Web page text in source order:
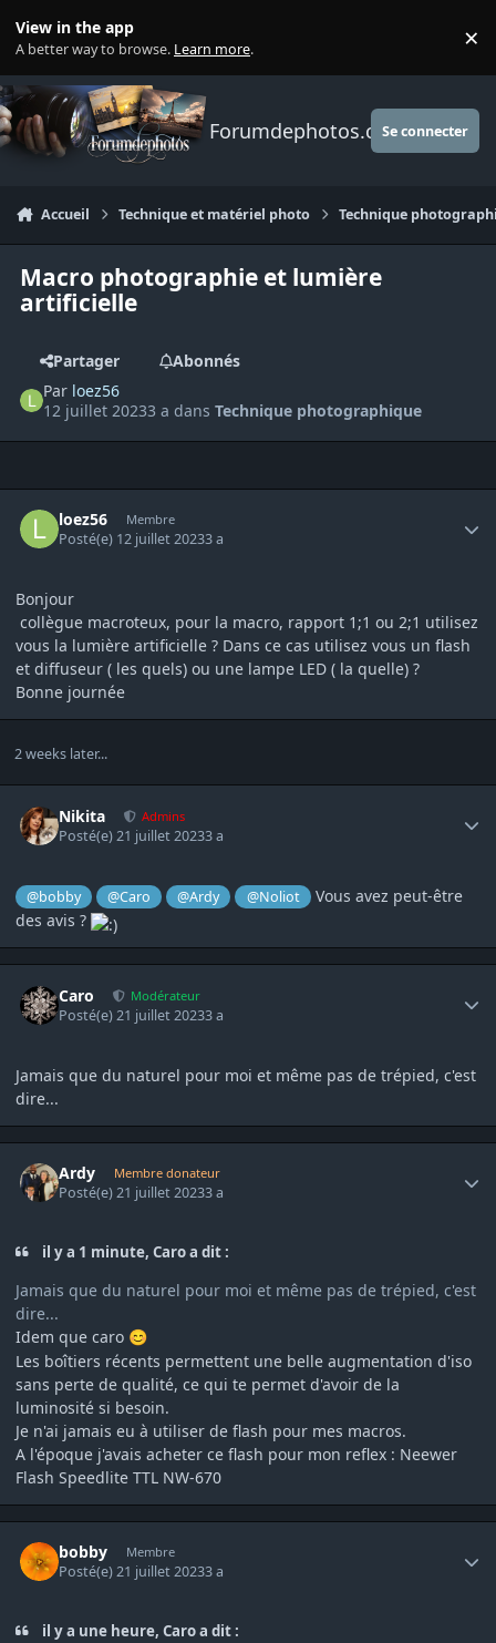
View in the app
A better way to browse. Learn more. ×
Forumdephotos.comSe connecter
Accueil Technique et matériel photo Technique
Macro photographie et lumière
artificielle
Partager
Abonnés
Par loez56
12 juillet 20233 a dansTechnique photographique
loez56 Membre
Posté(e) 12 juillet 20233 a
Bonjour
collègue macroteux, pour la macro, rapport 1;1 ou 2;1 utilisez
vous la lumière artificielle ? Dans ce cas utilisez vous un flash
et diffuseur ( les quels) ou une lampe LED ( la quelle) ?
Bonne journée
2 weeks later...
Nikita Admins
Posté(e)21 juillet 20233 a
@bobby @Caro @Ardy @Noliot Vous avez peut-être
des avis ?
Caro Modérateur
Posté(e)21 juillet 20233 a
Jamais que du naturel pour moi et même pas de trépied, c'est
dire...
Ardy Membre donateur
Posté(e)21 juillet 20233 a
il y a 1 minute, Caro a dit :
Jamais que du naturel pour moi et même pas de trépied, c'est
dire...
Idem que caro 😊
Les boîtiers récents permettent une belle augmentation d'iso
sans perte de qualité, ce qui te permet d'avoir de la
luminosité si besoin.
Je n'ai jamais eu à utiliser de flash pour mes macros.
A l'époque j'avais acheter ce flash pour mon reflex : Neewer
Flash Speedlite TTL NW-670
bobby Membre
Posté(e)21 juillet 20233 a
il y a une heure, Caro a dit :